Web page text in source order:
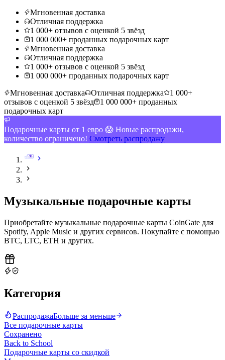
Мгновенная доставка
Отличная поддержка
1 000+ отзывов с оценкой 5 звёзд
1 000 000+ проданных подарочных карт
Мгновенная доставка
Отличная поддержка
1 000+ отзывов с оценкой 5 звёзд
1 000 000+ проданных подарочных карт
Мгновенная доставка
Отличная поддержка
1 000+
отзывов с оценкой 5 звёзд
1 000 000+ проданных
подарочных карт
Подарочные карты от 1 евро 😱 Новые распродажи,
количество ограничено! Смотреть распродажу
Музыкальные подарочные карты
Приобретайте музыкальные подарочные карты CoinGate для
Spotify, Apple Music и других сервисов. Покупайте с помощью
BTC, LTC, ETH и других.
Категория
РаспродажаБольше за меньше
Все подарочные карты
Сохранено
Back to School
Подарочные карты со скидкой